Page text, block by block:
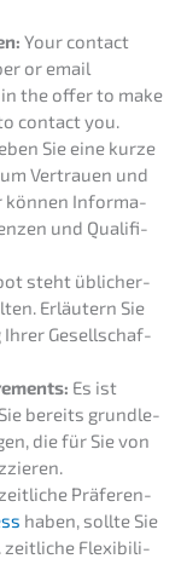
Your contact
or email
the offer to make
contact you.
Sie eine kurze
Vertrau­en und
können Infor­ma­
und Quali­fi­
steht üblicher­
Erläu­tern Sie
Ihrer Gesell­schaf­
Es ist
bereits grund­le­
die für Sie von
Präfe­ren­
haben, sollte Sie
zeitli­che Flexi­bi­li­